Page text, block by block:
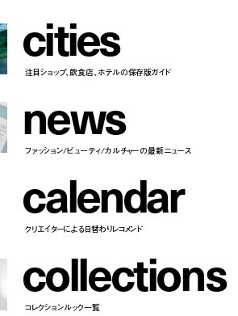
cities
注目ショップ、飲食店、ホテルの保存版ガイド
news
ファッション/ビューティ/カルチャーの最新ニュース
calendar
クリエイターによる日替わりレコメンド
collections
コレクションルック一覧